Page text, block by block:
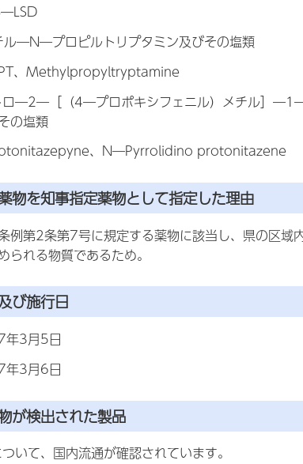
ル―N―プロピルトリプタミン及びその塩類
、Methylpropyltryptamine
ロ―2―［（4―プロポキシフェニル）メチル］
の塩類
、N―Pyrrolidino protonitazene
物を知事指定薬物として指定した理由
例第2条第7号に規定する薬物に該当し、県の区
られる物質であるため。
び施行日
年3月5日
年3月6日
が検出された製品
いて、国内流通が確認されています。